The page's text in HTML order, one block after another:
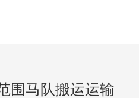
围马队搬运运输